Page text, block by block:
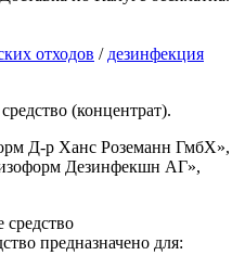
отходов / дезинфекция
(концентрат).
Д-р Ханс Роземанн ГмбХ»,
Дезинфекшн АГ»,
предназначено для: